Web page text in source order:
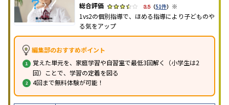
3.5（51件） ※
1vs2の個別指導で、ほめる指導により子どものや
る気をアップ
編集部のおすすめポイント
覚えた単元を、家庭学習や自習室で最低3回解く（小学生は2
回）ことで、学習の定着を図る
4回まで無料体験が可能！